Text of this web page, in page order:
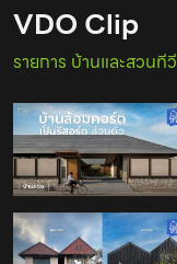
VDO Clip
รายการ บ้านและสวนทีวี